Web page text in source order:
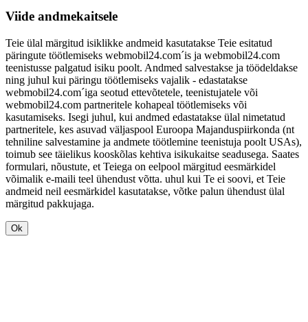
Viide andmekaitsele
Teie ülal märgitud isiklikke andmeid kasutatakse Teie esitatud
päringute töötlemiseks webmobil24.com´is ja webmobil24.com
teenistusse palgatud isiku poolt. Andmed salvestakse ja töödeldakse
ning juhul kui päringu töötlemiseks vajalik - edastatakse
webmobil24.com´iga seotud ettevõtetele, teenistujatele või
webmobil24.com partneritele kohapeal töötlemiseks või
kasutamiseks. Isegi juhul, kui andmed edastatakse ülal nimetatud
partneritele, kes asuvad väljaspool Euroopa Majanduspiirkonda (nt
tehniline salvestamine ja andmete töötlemine teenistuja poolt USAs),
toimub see täielikus kooskõlas kehtiva isikukaitse seadusega. Saates
formulari, nõustute, et Teiega on eelpool märgitud eesmärkidel
võimalik e-maili teel ühendust võtta. uhul kui Te ei soovi, et Teie
andmeid neil eesmärkidel kasutatakse, võtke palun ühendust ülal
märgitud pakkujaga.
Ok